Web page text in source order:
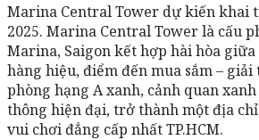
Marina Central Tower dự kiến khai
2025. Marina Central Tower là cấu
Marina, Saigon kết hợp hài hòa
hàng hiệu, điểm đến mua sắm – giải
phòng hạng A xanh, cảnh quan
thông hiện đại, trở thành một địa chỉ
vui chơi đẳng cấp nhất TP.HCM.